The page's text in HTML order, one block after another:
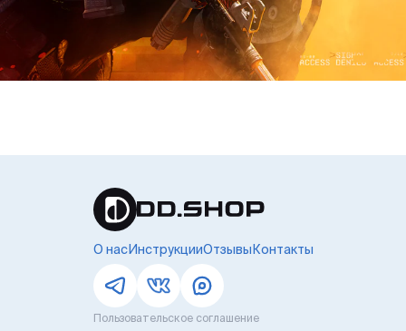
О насИнструкцииОтзывы Контакты
Пользовательское соглашение